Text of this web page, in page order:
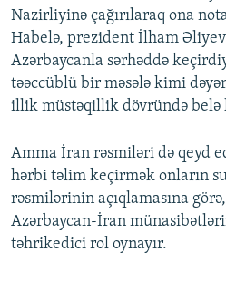
Nazirliyinə çağırılaraq ona
Habelə, prezident İlham
Azərbaycanla sərhəddə
təəccüblü bir məsələ kimi
illik müstəqillik dövründə belə
Amma İran rəsmiləri də qeyd
hərbi təlim keçirmək onların
rəsmilərinin açıqlamasına
Azərbaycan-İran
təhrikedici rol oynayır.